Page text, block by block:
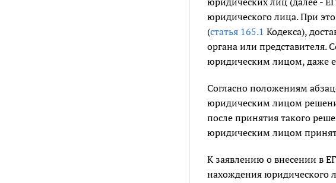
юридического лица. При
(статья 165.1 Кодекса),
органа или
юридическим лицом, даже
Согласно положениям
юридическим лицом
после принятия такого
юридическим лицом
К заявлению о внесении в
нахождения юридического